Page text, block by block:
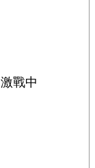
激戰中